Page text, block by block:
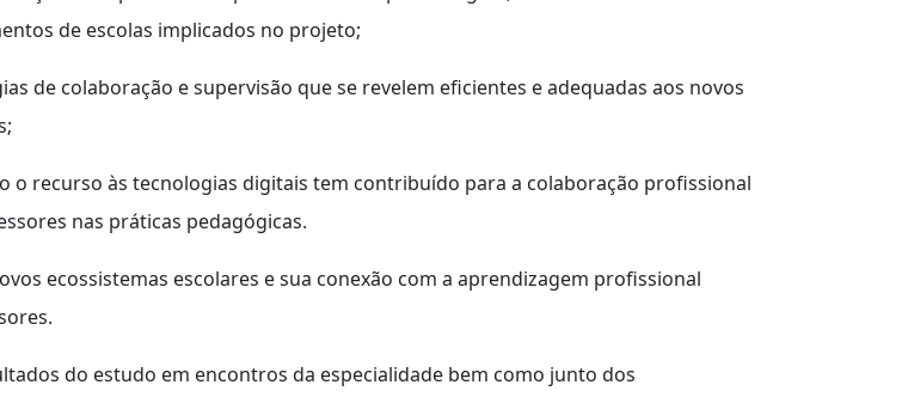
de escolas implicados no projeto;
de colaboração e supervisão que se revelem eficientes e adequadas aos novos
o recurso às tecnologias digitais tem contribuído para a colaboração profissional
nas práticas pedagógicas.
ecossistemas escolares e sua conexão com a aprendizagem profissional
do estudo em encontros da especialidade bem como junto dos